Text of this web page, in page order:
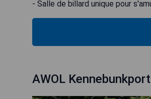
- Salle de billard unique pour
AWOL